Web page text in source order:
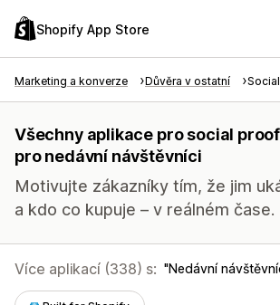
Shopify App Store
Marketing a konverze Důvěra v ostatní
Všechny aplikace pro social
pro nedávní návštěvníci
Motivujte zákazníky tím, že jim
a kdo co kupuje – v reálném čase.
Více aplikací (338) s: Nedávní